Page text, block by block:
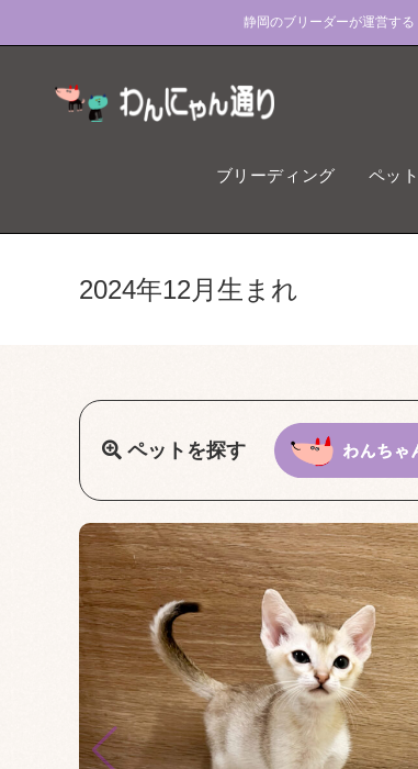
ッ
静岡のブリーダーが運営す
ブリーディング ペッ
2024年12月生まれ
ペットを探す